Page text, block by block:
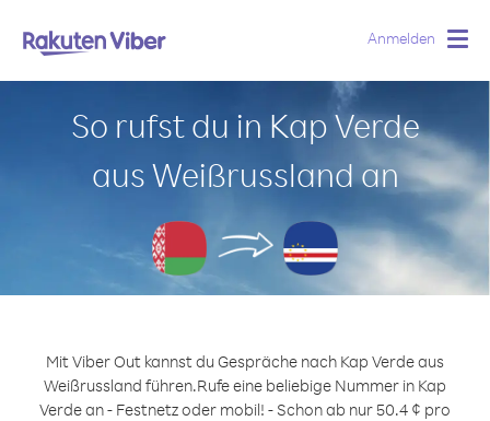
Anmelden
So rufst du in Kap Verde
aus Weißrussland an
Mit Viber Out kannst du Gespräche nach Kap Verde aus
Weißrussland führen.Rufe eine beliebige Nummer in Kap
Verde an - Festnetz oder mobil! - Schon ab nur 50.4 ¢ pro